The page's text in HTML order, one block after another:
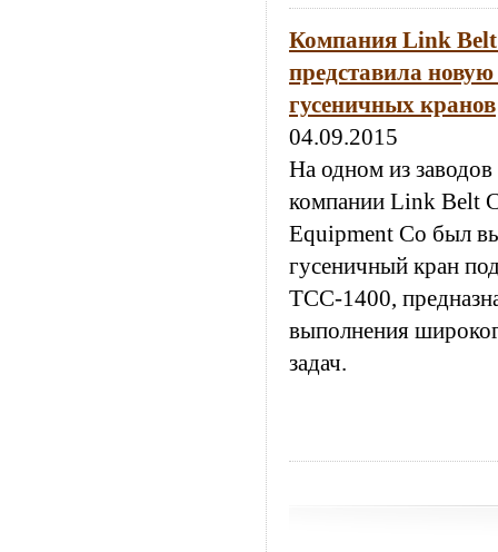
Компания Link Belt
представила
гусеничных кранов
04.09.2015
На одном из
компании Link Belt
Equipment Co был
гусеничный кран
ТСС-1400,
выполнения
задач.